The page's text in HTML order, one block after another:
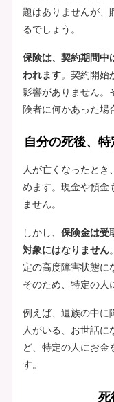
題はありませんが、
るでしょう。
保険は、契約期間中
われます。契約開始
影響がありません。
険者に何かあった場
自分の死後、
人が亡くなったと
めます。現金や預金
ません。
しかし、 保険金は受
対象にはなりません
定の高度障害状態に
そのため、特定の人
例えば、遺族の中に
人がいる、お世話
ど、特定の人にお金
す。
死